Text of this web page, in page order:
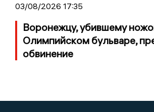
03/08/2026 17:35
Воронежцу, убившему
Олимпийском бульваре,
обвинение